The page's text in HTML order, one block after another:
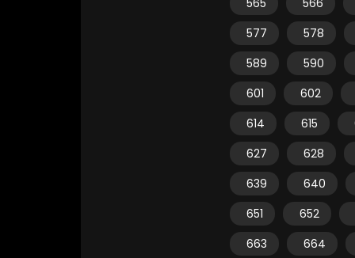
565
566
577
578
589
590
601
602
614
615
627
628
639
640
651
652
663
664